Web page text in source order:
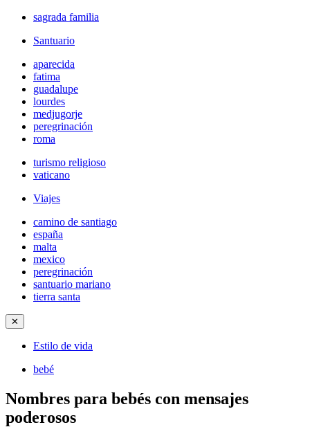
sagrada familia
Santuario
aparecida
fatima
guadalupe
lourdes
medjugorje
peregrinación
roma
turismo religioso
vaticano
Viajes
camino de santiago
españa
malta
mexico
peregrinación
santuario mariano
tierra santa
✕
Estilo de vida
bebé
Nombres para bebés con mensajes
poderosos